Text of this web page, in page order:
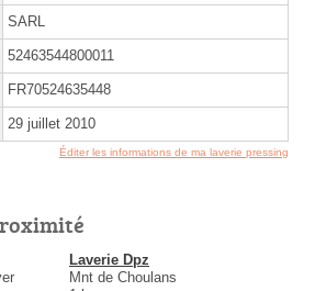
SARL
52463544800011
FR70524635448
29 juillet 2010
Éditer les informations de ma laverie pressing
Laverie Dpz
Mnt de Choulans